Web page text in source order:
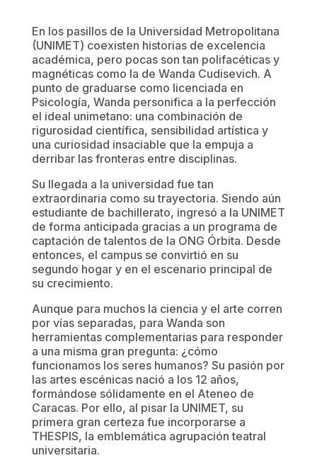
En los pasillos de la Universidad Metropolitana
(UNIMET) coexisten historias de excelencia
académica, pero pocas son tan polifacéticas y
magnéticas como la de Wanda Cudisevich. A
punto de graduarse como licenciada en
Psicología, Wanda personifica a la perfección
el ideal unimetano: una combinación de
rigurosidad científica, sensibilidad artística y
una curiosidad insaciable que la empuja a
derribar las fronteras entre disciplinas.
Su llegada a la universidad fue tan
extraordinaria como su trayectoria. Siendo aún
estudiante de bachillerato, ingresó a la UNIMET
de forma anticipada gracias a un programa de
captación de talentos de la ONG Órbita. Desde
entonces, el campus se convirtió en su
segundo hogar y en el escenario principal de
su crecimiento.
Aunque para muchos la ciencia y el arte corren
por vías separadas, para Wanda son
herramientas complementarias para responder
a una misma gran pregunta: ¿cómo
funcionamos los seres humanos? Su pasión por
las artes escénicas nació a los 12 años,
formándose sólidamente en el Ateneo de
Caracas. Por ello, al pisar la UNIMET, su
primera gran certeza fue incorporarse a
THESPIS, la emblemática agrupación teatral
universitaria.